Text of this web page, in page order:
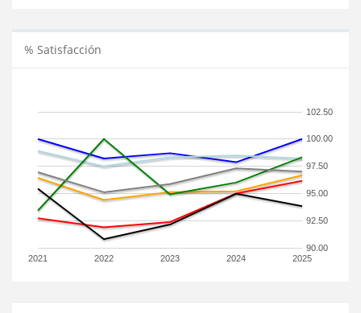
% Satisfacción
2021 2022 2023 2024 2025
90.00
92.50
95.00
97.50
100.00
102.50